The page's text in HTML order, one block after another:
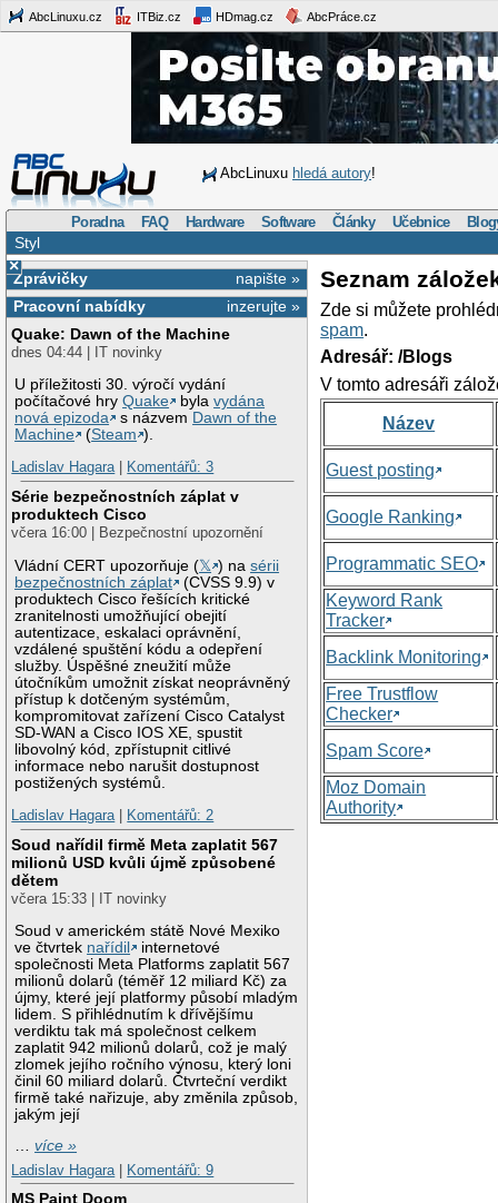
AbcLinuxu.cz ITBiz.cz HDmag.cz AbcPráce.cz
AbcLinuxu hledá autory!
Poradna FAQ Hardware Software Články Učebnice
Styl
×
napište »
Zprávičky
inzerujte »
Pracovní nabídky
Quake: Dawn of the Machine
dnes 04:44 | IT novinky
U příležitosti 30. výročí vydání
počítačové hryQuake bylavydána
nová epizoda
s názvem Dawn of the
Machine
(Steam ).
Ladislav Hagara| Komentářů: 3
Série bezpečnostních záplat v
produktech Cisco
včera 16:00 | Bezpečnostní upozornění
Vládní CERT upozorňuje (𝕏 ) nasérii
bezpečnostních záplat
(CVSS 9.9) v
produktech Cisco řešících kritické
zranitelnosti umožňující obejití
autentizace, eskalaci oprávnění,
vzdálené spuštění kódu a odepření
služby. Úspěšné zneužití může
útočníkům umožnit získat neoprávněný
přístup k dotčeným systémům,
kompromitovat zařízení Cisco Catalyst
SD-WAN a Cisco IOS XE, spustit
libovolný kód, zpřístupnit citlivé
informace nebo narušit dostupnost
postižených systémů.
Ladislav Hagara| Komentářů: 2
Soud nařídil firmě Meta zaplatit 567
milionů USD kvůli újmě způsobené
dětem
včera 15:33 | IT novinky
Soud v americkém státě Nové Mexiko
ve čtvrtek nařídil
internetové
společnosti Meta Platforms zaplatit 567
milionů dolarů (téměř 12 miliard Kč) za
újmy, které její platformy působí mladým
lidem. S přihlédnutím k dřívějšímu
verdiktu tak má společnost celkem
zaplatit 942 milionů dolarů, což je malý
zlomek jejího ročního výnosu, který loni
činil 60 miliard dolarů. Čtvrteční verdikt
firmě také nařizuje, aby změnila způsob,
jakým její
…více »
Ladislav Hagara
Komentářů: 9
MS Paint Doom
Seznam
Zde si můžete
spam.
Adresář: /Blogs
V tomto adresáři
Název
Guest posting
Google Ranking
Programmatic SEO
Keyword Rank
Tracker
Backlink Monitoring
Free Trustflow
Checker
Spam Score
Moz Domain
Authority